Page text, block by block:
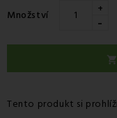
Množství +
-

Tento produkt si